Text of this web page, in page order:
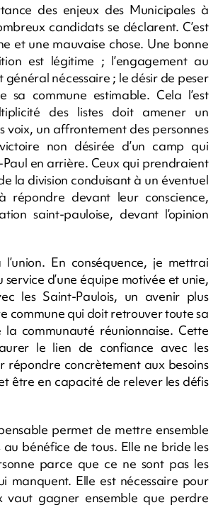
des enjeux des Municipales à
candidats se déclarent. C’est
et une mauvaise chose. Une bonne
est légitime ; l’engagement au
général nécessaire ; le désir de peser
sa commune estimable. Cela l’est
des listes doit amener un
voix, un affrontement des personnes
non désirée d’un camp qui
en arrière. Ceux qui prendraient
la division conduisant à un éventuel
répondre devant leur conscience,
saint-pauloise, devant l’opinion
l’union. En conséquence, je mettrai
d’une équipe motivée et unie,
les Saint-Paulois, un avenir plus
commune qui doit retrouver toute sa
communauté réunionnaise. Cette
le lien de confiance avec les
répondre concrètement aux besoins
être en capacité de relever les défis
permet de mettre ensemble
au bénéfice de tous. Elle ne bride les
parce que ce ne sont pas les
manquent. Elle est nécessaire pour
vaut gagner ensemble que perdre